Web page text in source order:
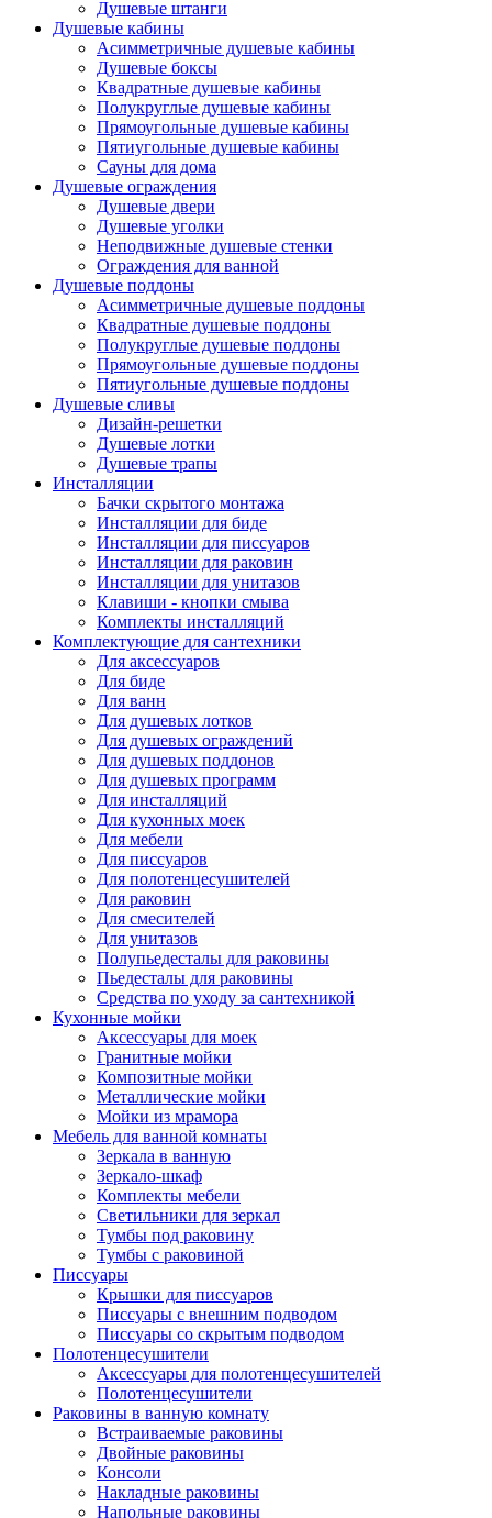
Душевые штанги
Душевые кабины
Асимметричные душевые кабины
Душевые боксы
Квадратные душевые кабины
Полукруглые душевые кабины
Прямоугольные душевые кабины
Пятиугольные душевые кабины
Сауны для дома
Душевые ограждения
Душевые двери
Душевые уголки
Неподвижные душевые стенки
Ограждения для ванной
Душевые поддоны
Асимметричные душевые поддоны
Квадратные душевые поддоны
Полукруглые душевые поддоны
Прямоугольные душевые поддоны
Пятиугольные душевые поддоны
Душевые сливы
Дизайн-решетки
Душевые лотки
Душевые трапы
Инсталляции
Бачки скрытого монтажа
Инсталляции для биде
Инсталляции для писсуаров
Инсталляции для раковин
Инсталляции для унитазов
Клавиши - кнопки смыва
Комплекты инсталляций
Комплектующие для сантехники
Для аксессуаров
Для биде
Для ванн
Для душевых лотков
Для душевых ограждений
Для душевых поддонов
Для душевых программ
Для инсталляций
Для кухонных моек
Для мебели
Для писсуаров
Для полотенцесушителей
Для раковин
Для смесителей
Для унитазов
Полупьедесталы для раковины
Пьедесталы для раковины
Средства по уходу за сантехникой
Кухонные мойки
Аксессуары для моек
Гранитные мойки
Композитные мойки
Металлические мойки
Мойки из мрамора
Мебель для ванной комнаты
Зеркала в ванную
Зеркало-шкаф
Комплекты мебели
Светильники для зеркал
Тумбы под раковину
Тумбы с раковиной
Писсуары
Крышки для писсуаров
Писсуары с внешним подводом
Писсуары со скрытым подводом
Полотенцесушители
Аксессуары для полотенцесушителей
Полотенцесушители
Раковины в ванную комнату
Встраиваемые раковины
Двойные раковины
Консоли
Накладные раковины
Напольные раковины